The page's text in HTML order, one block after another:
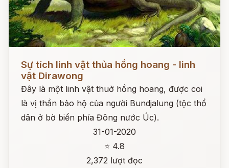
Sự tích linh vật thủa hồng hoang - linh
vật Dirawong
Đây là một linh vật thuở hồng hoang, được coi
là vị thần bảo hộ của người Bundjalung (tộc thổ
dân ở bờ biển phía Đông nước Úc).
31-01-2020
⭐ 4.8
2,372 lượt đọc